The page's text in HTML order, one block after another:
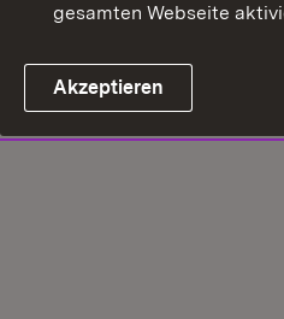
gesamten Webseite
Akzeptieren